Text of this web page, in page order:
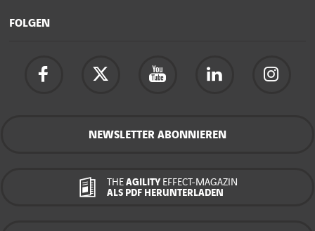
FOLGEN
NEWSLETTER ABONNIEREN
THE AGILITY EFFECT-MAGAZIN
ALS PDF HERUNTERLADEN